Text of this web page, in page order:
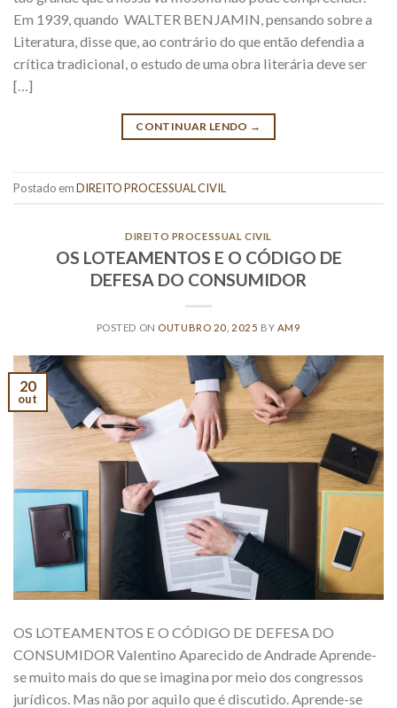
Em 1939, quando WALTER BENJAMIN, pensando sobre a
Literatura, disse que, ao contrário do que então defendia a
crítica tradicional, o estudo de uma obra literária deve ser
[…]
CONTINUAR LENDO →
Postado emDIREITO PROCESSUAL CIVIL
DIREITO PROCESSUAL CIVIL
OS LOTEAMENTOS E O CÓDIGO DE
DEFESA DO CONSUMIDOR
POSTED ON OUTUBRO 20, 2025 BY AM9
20
out
OS LOTEAMENTOS E O CÓDIGO DE DEFESA DO
CONSUMIDOR Valentino Aparecido de Andrade Aprende-
se muito mais do que se imagina por meio dos congressos
jurídicos. Mas não por aquilo que é discutido. Aprende-se